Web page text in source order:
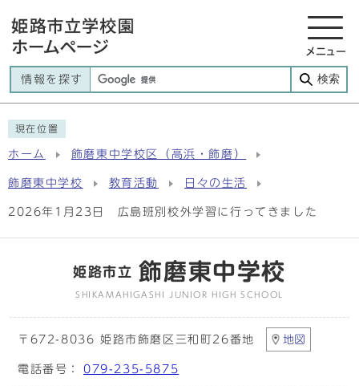
メニュー
情報を探す 検索
現在位置
ホーム 飾磨東中学校区（高浜・飾磨）
飾磨東中学校 教育活動 日々の生活
2026年1月23日 広島班別校外学習に行ってきました
姫路市立 飾磨東中学校
SHIKAMAHIGASHI JUNIOR HIGH SCHOOL
〒672-8036 姫路市飾磨区三和町26番地 地図
電話番号： 079-235-5875